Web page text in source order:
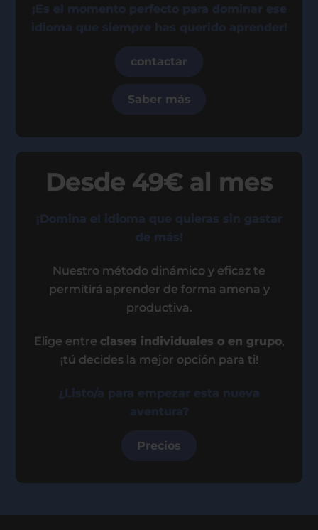
¡Es el momento perfecto para dominar ese
idioma que siempre has querido aprender!
contactar
Saber más
Desde 49€ al mes
¡Domina el idioma que quieras sin gastar
de más!
Nuestro método dinámico y eficaz te
permitirá aprender de forma amena y
productiva.
Elige entre clases individuales o en grupo,
¡tú decides la mejor opción para ti!
¿Listo/a para empezar esta nueva
aventura?
Precios